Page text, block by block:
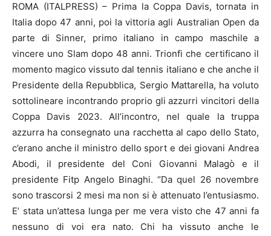
ROMA (ITALPRESS) – Prima la Coppa Davis, tornata in
Italia dopo 47 anni, poi la vittoria agli Australian Open da
parte di Sinner, primo italiano in campo maschile a
vincere uno Slam dopo 48 anni. Trionfi che certificano il
momento magico vissuto dal tennis italiano e che anche il
Presidente della Repubblica, Sergio Mattarella, ha voluto
sottolineare incontrando proprio gli azzurri vincitori della
Coppa Davis 2023. All’incontro, nel quale la truppa
azzurra ha consegnato una racchetta al capo dello Stato,
c’erano anche il ministro dello sport e dei giovani Andrea
Abodi, il presidente del Coni Giovanni Malagò e il
presidente Fitp Angelo Binaghi. “Da quel 26 novembre
sono trascorsi 2 mesi ma non si è attenuato l’entusiasmo.
E’ stata un’attesa lunga per me vera visto che 47 anni fa
nessuno di voi era nato. Chi ha vissuto anche le